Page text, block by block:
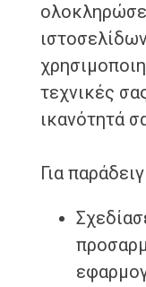
τεχνικές
ικανότητά
Για